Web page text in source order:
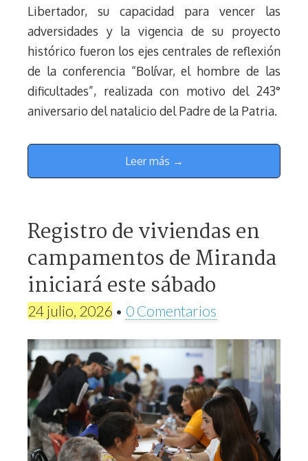
Libertador, su capacidad para vencer las
adversidades y la vigencia de su proyecto
histórico fueron los ejes centrales de reflexión
de la conferencia “Bolívar, el hombre de las
dificultades”, realizada con motivo del 243°
aniversario del natalicio del Padre de la Patria.
Leer más →
Registro de viviendas en
campamentos de Miranda
iniciará este sábado
24 julio, 2026 • 0 Comentarios